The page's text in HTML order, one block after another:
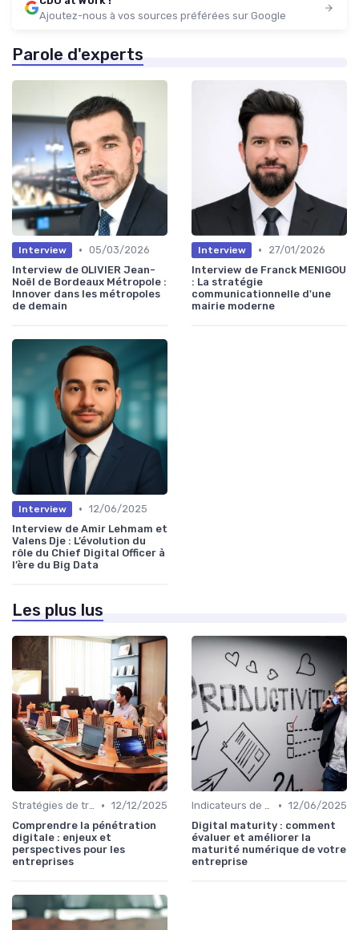
Ajoutez-nous à vos sources préférées sur Google
Parole d'experts
Interview • 05/03/2026
Interview de OLIVIER Jean-
Noël de Bordeaux Métropole :
Innover dans les métropoles
de demain
Interview •
27/01/2026
Interview de Franck MENIGOU
: La stratégie
communicationnelle d'une
mairie moderne
Interview • 12/06/2025
Interview de Amir Lehmam et
Valens Dje : L’évolution du
rôle du Chief Digital Officer à
l’ère du Big Data
Les plus lus
Stratégies de transformation • 12/12/2025
Comprendre la pénétration
digitale : enjeux et
perspectives pour les
entreprises
Indicateurs de performance • 12/06/2025
Digital maturity : comment
évaluer et améliorer la
maturité numérique de votre
entreprise